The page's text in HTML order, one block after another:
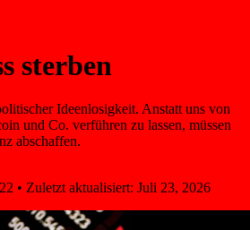
sterben
Ideenlosigkeit. Anstatt uns von
und Co. verführen zu lassen, müssen
abschaffen.
• Zuletzt aktualisiert: Juli 23, 2026